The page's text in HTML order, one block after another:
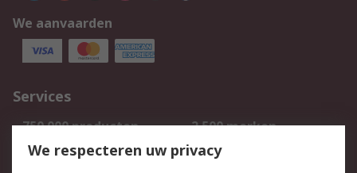
We aanvaarden
Services
750.000 producten
2.500 merken
Bestellen
Inkoopoplossingen
We respecteren uw privacy